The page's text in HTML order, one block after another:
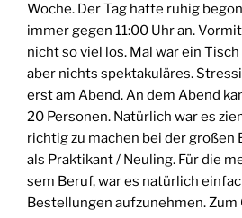
Woche. Der Tag hat­te ruhig
immer gegen 11:00 Uhr an.
nicht so viel los. Mal war ein
aber nichts spek­ta­ku­lä­res.
erst am Abend. An dem Abend
20 Per­so­nen. Natür­lich war es
rich­tig zu machen bei der gro­ßen
als Prak­ti­kant / Neu­ling. Für die
sem Beruf, war es natür­lich
Bestel­lun­gen auf­zu­neh­men. Zum